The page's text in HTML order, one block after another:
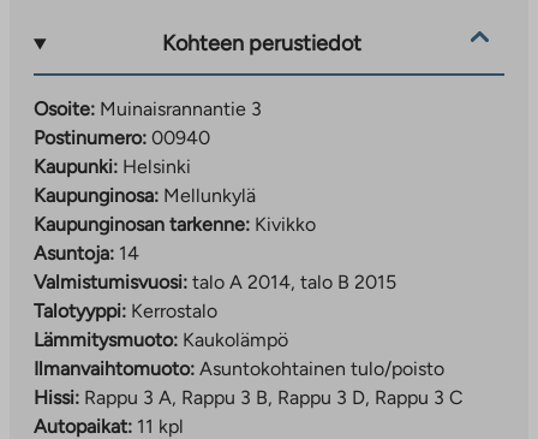
Kohteen perustiedot
Osoite: Muinaisrannantie 3
Postinumero: 00940
Kaupunki: Helsinki
Kaupunginosa: Mellunkylä
Kaupunginosan tarkenne: Kivikko
Asuntoja: 14
Valmistumisvuosi: talo A 2014, talo B 2015
Talotyyppi: Kerrostalo
Lämmitysmuoto: Kaukolämpö
Ilmanvaihtomuoto: Asuntokohtainen tulo/poisto
Hissi: Rappu 3 A, Rappu 3 B, Rappu 3 D, Rappu 3 C
Autopaikat: 11 kpl